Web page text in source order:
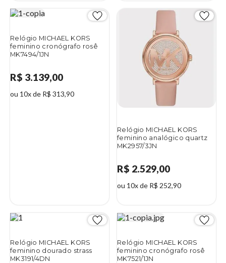
Relógio MICHAEL KORS
feminino cronógrafo rosê
MK7494/1JN
R$ 3.139,00
ou 10x de R$ 313,90
Relógio MICHAEL KORS
feminino analógico quartz
MK2957/3JN
R$ 2.529,00
ou 10x de R$ 252,90
Relógio MICHAEL KORS
feminino dourado strass
MK3191/4DN
Relógio MICHAEL KORS
feminino cronógrafo rosê
MK7521/1JN